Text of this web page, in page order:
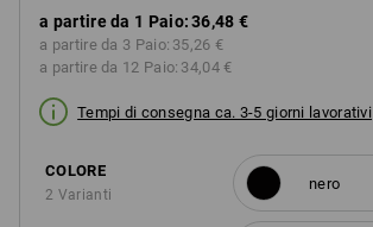
a partire da 1 Paio:36,48 €
a partire da 3 Paio: 35,26 €
a partire da 12 Paio: 34,04 €
Tempi di consegna ca. 3-5 giorni lavorativi
COLORE
2 Varianti
nero